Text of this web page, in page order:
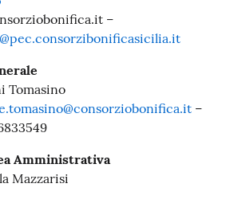
–
Tomasino
–
Amministrativa
Mazzarisi